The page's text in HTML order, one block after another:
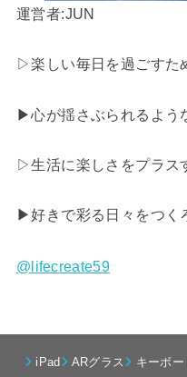
運営者:JUN
▷楽しい毎日を過ごすた
▶︎心が揺さぶられるよう
▷生活に楽しさをプラス
▶︎好きで彩る日々をつく
@lifecreate59
iPad ARグラス キーボー